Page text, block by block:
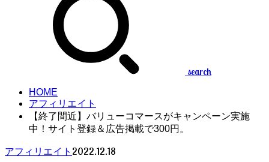
search
HOME
アフィリエイト
【終了間近】バリューコマースがキャンペーン実施
中！サイト登録＆広告掲載で300円。
アフィリエイト 2022.12.18